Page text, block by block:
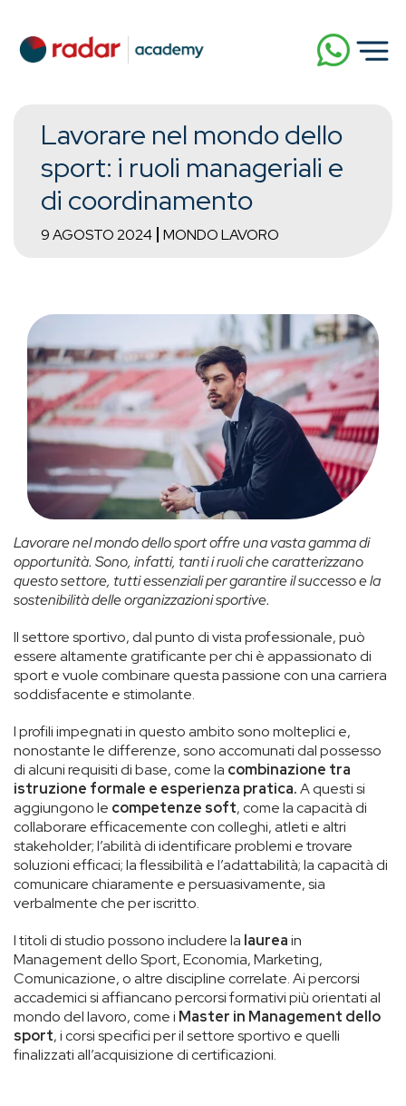
Lavorare nel mondo dello
sport: i ruoli manageriali e
di coordinamento
9 AGOSTO 2024 MONDO LAVORO
Lavorare nel mondo dello sport offre una vasta gamma di
opportunità. Sono, infatti, tanti i ruoli che caratterizzano
questo settore, tutti essenziali per garantire il successo e la
sostenibilità delle organizzazioni sportive.
Il settore sportivo, dal punto di vista professionale, può
essere altamente gratificante per chi è appassionato di
sport e vuole combinare questa passione con una carriera
soddisfacente e stimolante.
I profili impegnati in questo ambito sono molteplici e,
nonostante le differenze, sono accomunati dal possesso
di alcuni requisiti di base, come la combinazione tra
istruzione formale e esperienza pratica.A questi si
aggiungono le competenze soft, come la capacità di
collaborare efficacemente con colleghi, atleti e altri
stakeholder; l’abilità di identificare problemi e trovare
soluzioni efficaci; la flessibilità e l’adattabilità; la capacità di
comunicare chiaramente e persuasivamente, sia
verbalmente che per iscritto.
I titoli di studio possono includere la laureain
Management dello Sport, Economia, Marketing,
Comunicazione, o altre discipline correlate. Ai percorsi
accademici si affiancano percorsi formativi più orientati al
mondo del lavoro, come i Master in Management dello
sport, i corsi specifici per il settore sportivo e quelli
finalizzati all’acquisizione di certificazioni.